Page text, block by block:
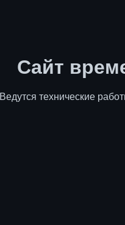
Сайт
Ведутся технические